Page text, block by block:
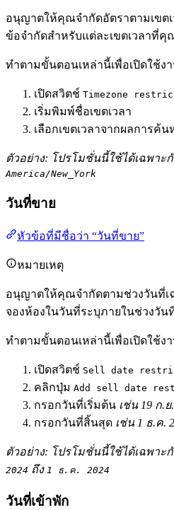
อนุญาตให้คุณจำกัดอัตราตามเขต
ข้อจำกัดสำหรับแต่ละเขตเวลาที่คุ
ทำตามขั้นตอนเหล่านี้เพื่อเปิดใช้ง
เปิดสวิตช์ Timezone
เริ่มพิมพ์ชื่อเขตเวลา
เลือกเขตเวลาจากผลการค้น
ตัวอย่าง: โปรโมชั่นนี้ใช้ได้เฉพาะ
America/New_York
วันที่ขาย
หัวข้อที่มีชื่อว่า “วันที่ขาย”
หมายเหตุ
อนุญาตให้คุณจำกัดตามช่วงวันที่เ
จองห้องในวันที่ระบุภายในช่วงวัน
ทำตามขั้นตอนเหล่านี้เพื่อเปิดใช้ง
เปิดสวิตช์ Sell date
คลิกปุ่ม Add sell date
กรอกวันที่เริ่มต้น เช่น 19 ก.ย
กรอกวันที่สิ้นสุด เช่น 1 ธ.ค.
ตัวอย่าง: โปรโมชั่นนี้ใช้ได้เฉพาะ
2024 ถึง 1 ธ.ค. 2024
วันที่เข้าพัก